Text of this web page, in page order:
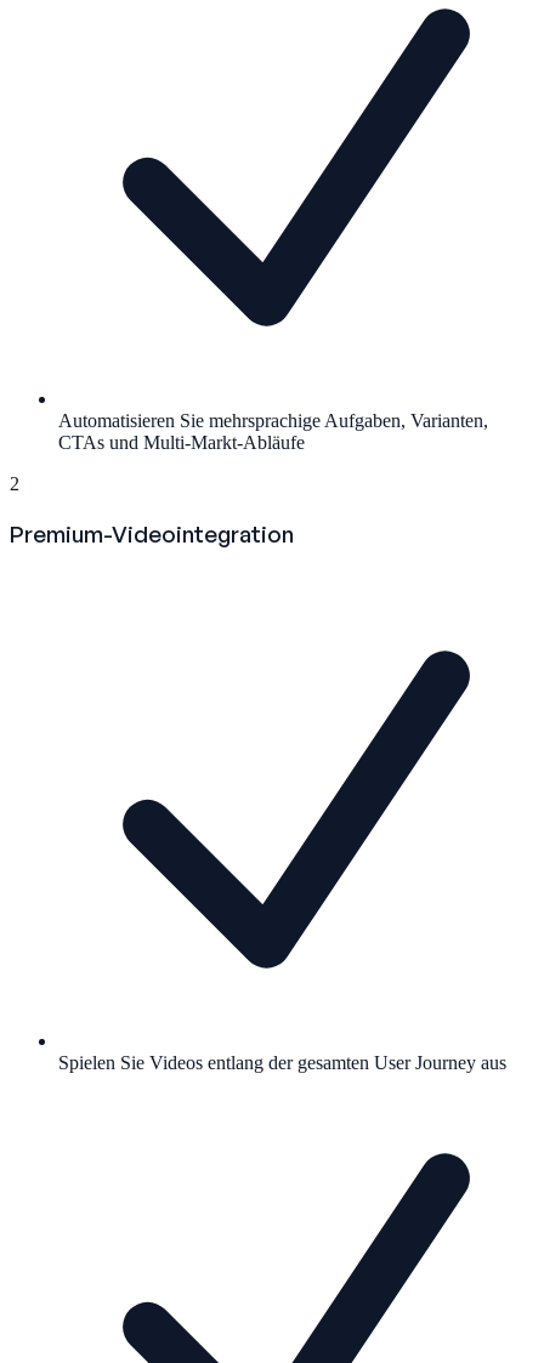
Automatisieren Sie mehrsprachige Aufgaben, Varianten,
CTAs und Multi-Markt-Abläufe
2
Premium-Videointegration
Spielen Sie Videos entlang der gesamten User Journey aus